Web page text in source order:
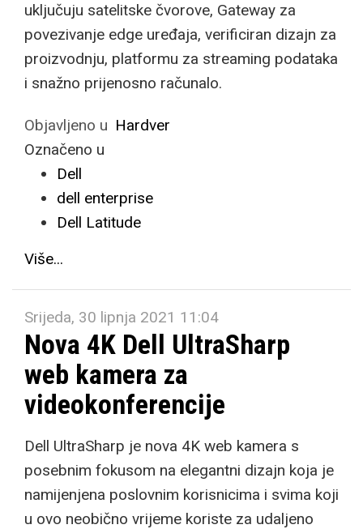
uključuju satelitske čvorove, Gateway za
povezivanje edge uređaja, verificiran dizajn za
proizvodnju, platformu za streaming podataka
i snažno prijenosno računalo.
Objavljeno u Hardver
Označeno u
Dell
dell enterprise
Dell Latitude
Više...
Srijeda, 30 lipnja 2021 11:04
Nova 4K Dell UltraSharp
web kamera za
videokonferencije
Dell UltraSharp je nova 4K web kamera s
posebnim fokusom na elegantni dizajn koja je
namijenjena poslovnim korisnicima i svima koji
u ovo neobično vrijeme koriste za udaljeno